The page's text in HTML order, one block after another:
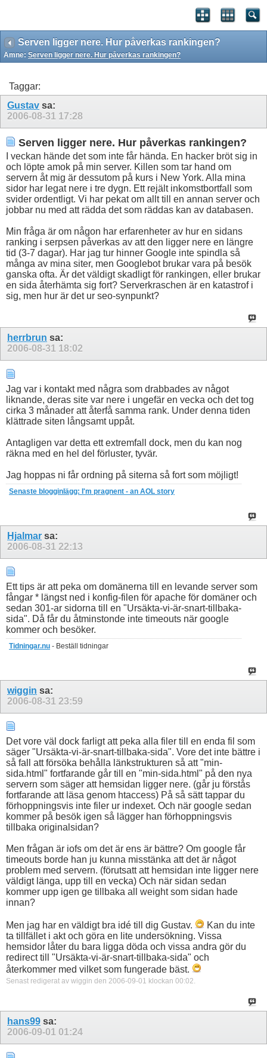
Serven ligger nere. Hur påverkas rankingen?
Ämne: Serven ligger nere. Hur påverkas rankingen?
Taggar:
Gustav sa:
2006-08-31 17:28
Serven ligger nere. Hur påverkas rankingen?
I veckan hände det som inte får hända. En hacker bröt sig in
och löpte amok på min server. Killen som tar hand om
servern åt mig är dessutom på kurs i New York. Alla mina
sidor har legat nere i tre dygn. Ett rejält inkomstbortfall som
svider ordentligt. Vi har pekat om allt till en annan server och
jobbar nu med att rädda det som räddas kan av databasen.
Min fråga är om någon har erfarenheter av hur en sidans
ranking i serpsen påverkas av att den ligger nere en längre
tid (3-7 dagar). Har jag tur hinner Google inte spindla så
många av mina siter, men Googlebot brukar vara på besök
ganska ofta. Är det väldigt skadligt för rankingen, eller brukar
en sida återhämta sig fort? Serverkraschen är en katastrof i
sig, men hur är det ur seo-synpunkt?
herrbrun sa:
2006-08-31 18:02
Jag var i kontakt med några som drabbades av något
liknande, deras site var nere i ungefär en vecka och det tog
cirka 3 månader att återfå samma rank. Under denna tiden
klättrade siten långsamt uppåt.
Antagligen var detta ett extremfall dock, men du kan nog
räkna med en hel del förluster, tyvär.
Jag hoppas ni får ordning på siterna så fort som möjligt!
Senaste blogginlägg: I'm pragnent - an AOL story
Hjalmar sa:
2006-08-31 22:13
Ett tips är att peka om domänerna till en levande server som
fångar * längst ned i konfig-filen för apache för domäner och
sedan 301-ar sidorna till en "Ursäkta-vi-är-snart-tillbaka-
sida". Då får du åtminstonde inte timeouts när google
kommer och besöker.
Tidningar.nu - Beställ tidningar
wiggin sa:
2006-08-31 23:59
Det vore väl dock farligt att peka alla filer till en enda fil som
säger "Ursäkta-vi-är-snart-tillbaka-sida". Vore det inte bättre i
så fall att försöka behålla länkstrukturen så att "min-
sida.html" fortfarande går till en "min-sida.html" på den nya
servern som säger att hemsidan ligger nere. (går ju förstås
fortfarande att läsa genom htaccess) På så sätt tappar du
förhoppningsvis inte filer ur indexet. Och när google sedan
kommer på besök igen så lägger han förhoppningsvis
tillbaka originalsidan?
Men frågan är iofs om det är ens är bättre? Om google får
timeouts borde han ju kunna misstänka att det är något
problem med servern. (förutsatt att hemsidan inte ligger nere
väldigt länga, upp till en vecka) Och när sidan sedan
kommer upp igen ge tillbaka all weight som sidan hade
innan?
Men jag har en väldigt bra idé till dig Gustav.
Kan du inte
ta tillfället i akt och göra en lite undersökning. Vissa
hemsidor låter du bara ligga döda och vissa andra gör du
redirect till "Ursäkta-vi-är-snart-tillbaka-sida" och
återkommer med vilket som fungerade bäst.
Senast redigerat av wiggin den 2006-09-01 klockan 00:02.
hans99 sa:
2006-09-01 01:24